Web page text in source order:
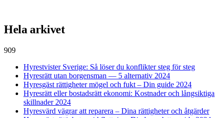
Hela arkivet
909
Hyrestvister Sverige: Så löser du konflikter steg för steg
Hyresrätt utan borgensman — 5 alternativ 2024
Hyresgäst rättigheter mögel och fukt – Din guide 2024
Hyresrätt eller bostadsrätt ekonomi: Kostnader och långsiktiga
skillnader 2024
Hyresvärd vägrar att reparera – Dina rättigheter och åtgärder